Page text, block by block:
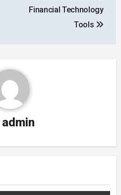
Financial Technology
Tools
admin